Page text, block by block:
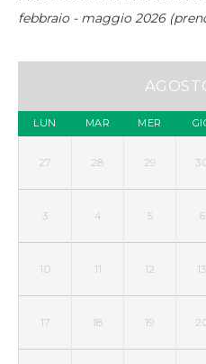
febbraio - maggio 2026
LUN MAR MER
27 28 29
3 4 5 6
10 11 12 13
17 18 19